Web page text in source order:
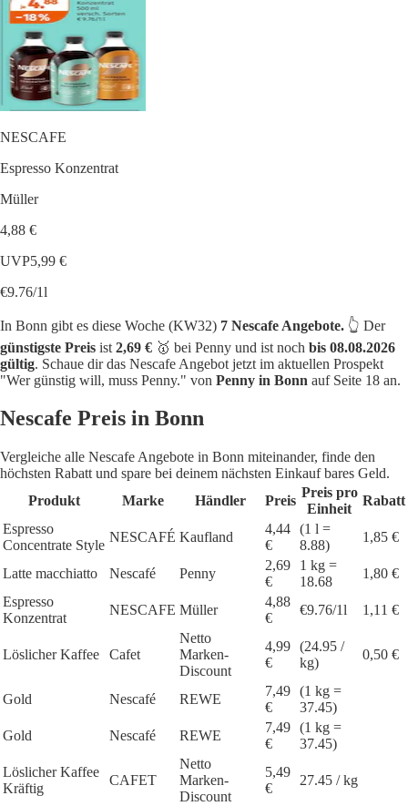
NESCAFE
Espresso Konzentrat
Müller
4,88 €
UVP5,99 €
€9.76/1l
In Bonn gibt es diese Woche (KW32) 7 Nescafe Angebote. 👆 Der
günstigste Preis ist 2,69 € 🥇 bei Penny und ist noch bis 08.08.2026
gültig. Schaue dir das Nescafe Angebot jetzt im aktuellen Prospekt
"Wer günstig will, muss Penny." von Penny in Bonn auf Seite 18 an.
Nescafe Preis in Bonn
Vergleiche alle Nescafe Angebote in Bonn miteinander, finde den
höchsten Rabatt und spare bei deinem nächsten Einkauf bares Geld.
Produkt
Marke Händler Preis
Preis pro
Einheit
Rabatt
Espresso
Concentrate Style
NESCAFÉ Kaufland
4,44
€
(1 l =
8.88)
1,85 €
Latte macchiatto Nescafé Penny
2,69
€
1 kg =
18.68
1,80 €
Espresso
Konzentrat
NESCAFE Müller
4,88
€
€9.76/1l 1,11 €
Löslicher Kaffee Cafet
Netto
Marken-
Discount
4,99
€
(24.95 /
kg)
0,50 €
Gold Nescafé REWE
7,49
€
(1 kg =
37.45)
Gold
Nescafé REWE
7,49
€
(1 kg =
37.45)
Löslicher Kaffee
Kräftig
CAFET
Netto
Marken-
Discount
5,49
€
27.45 / kg